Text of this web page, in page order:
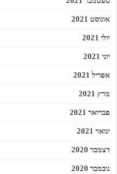
אוגוסט 2021
יולי 2021
יוני 2021
אפריל 2021
מרץ 2021
פברואר 2021
ינואר 2021
דצמבר 2020
נובמבר 2020